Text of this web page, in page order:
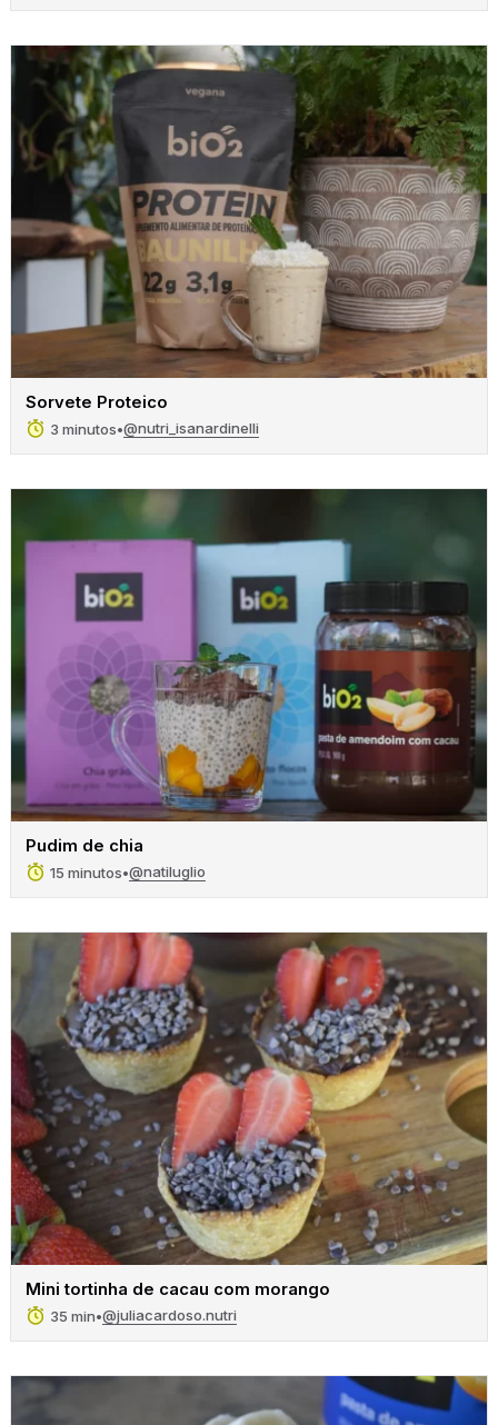
Sorvete Proteico
3 minutos•@nutri_isanardinelli
Pudim de chia
15 minutos•@natiluglio
Mini tortinha de cacau com morango
35 min•@juliacardoso.nutri